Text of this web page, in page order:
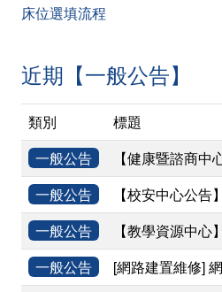
床位選填流程
近期【一般公告】
類別
標題
一般公告
【健康暨諮商
一般公告
【校安中心公
一般公告
【教學資源中
一般公告
[網路建置維修]